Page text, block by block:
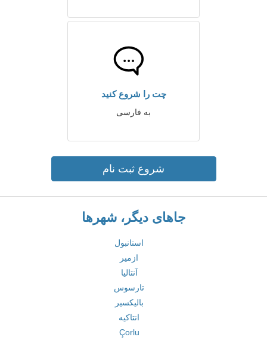
چت را شروع کنید
به فارسی
شروع ثبت نام
جاهای دیگر، شهرها
استانبول
ازمیر
آنتالیا
تارسوس
بالیکسیر
انتاکیه
Çorlu